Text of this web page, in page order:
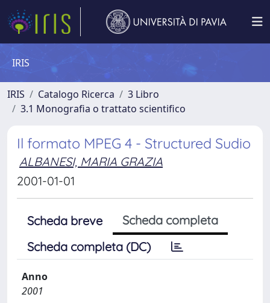
IRIS
IRIS Catalogo Ricerca
3 Libro
3.1 Monografia o trattato scientifico
Il formato MPEG 4 - Structured Sudio
ALBANESI, MARIA GRAZIA
2001-01-01
Scheda breve
Scheda completa
Scheda completa (DC)
Anno
2001